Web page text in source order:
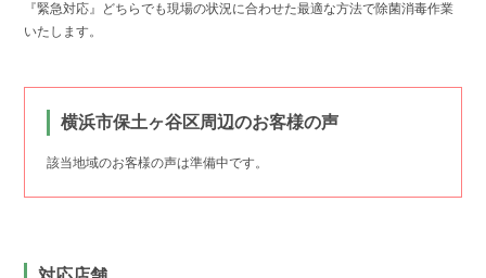
『緊急対応』どちらでも現場の状況に合わせた最適な方法で除菌消毒作業
いたします。
横浜市保土ヶ谷区周辺のお客様の声
該当地域のお客様の声は準備中です。